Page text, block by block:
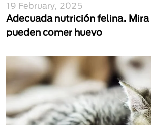
19 February, 2025
Adecuada nutrición felina.
pueden comer huevo